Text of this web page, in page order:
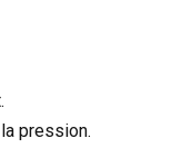
pression.